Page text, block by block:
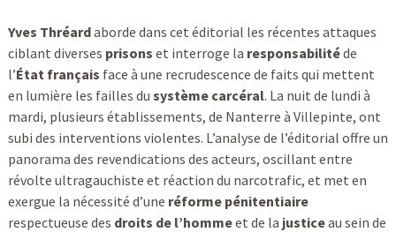
Yves Thréardaborde dans cet éditorial les récentes attaques
ciblant diverses prisons et interroge la responsabilitéde
l’État français face à une recrudescence de faits qui mettent
en lumière les failles du système carcéral. La nuit de lundi à
mardi, plusieurs établissements, de Nanterre à Villepinte, ont
subi des interventions violentes. L’analyse de l’éditorial offre un
panorama des revendications des acteurs, oscillant entre
révolte ultragauchiste et réaction du narcotrafic, et met en
exergue la nécessité d’une réforme pénitentiaire
respectueuse des droits de l’hommeet de la justiceau sein de